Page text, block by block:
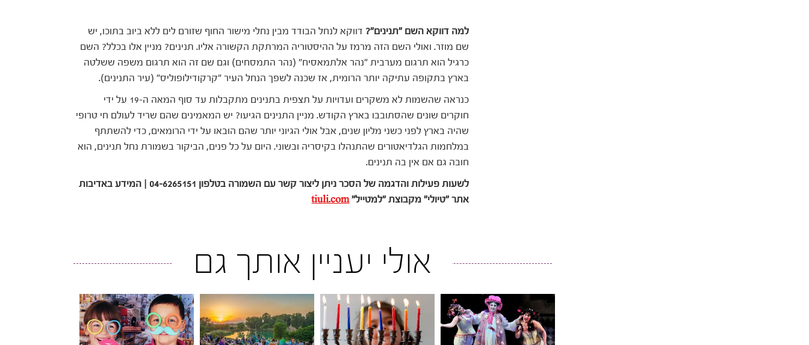
למה דווקא השם "תנינים"? דווקא לנחל הבודד מבין נחלי מישור החוף שזורם לים ללא ביוב בתוכו, יש
שם מוזר. ואולי השם הזה מרמז על ההיסטוריה המרתקת הקשורה אליו. תנינים? מניין אלו בכלל? השם
כרגיל הוא תרגום מערבית "נהר אלתמאסיח" (נהר התמסחים) וגם שם זה הוא תרגום משפה ששלטה
בארץ בתקופה עתיקה יותר הרומית, אז שכנה לשפך הנחל העיר "קרקודילופוליס" (עיר התנינים).
כנראה שהשמות לא משקרים ועדויות על תצפית בתנינים מתקבלות עד סוף המאה ה-19 על ידי
חוקרים שונים שהסתובבו בארץ הקודש. מניין התנינים הגיעו? יש המאמינים שהם שריד לעולם חי טרופי
שהיה בארץ לפני כשני מליון שנים, אבל אולי הגיוני יותר שהם הובאו על ידי הרומאים, כדי להשתתף
במלחמות הגלדיאטורים שהתנהלו בקיסריה ובשוני. היום על כל פנים, הביקור בשמורת נחל תנינים, הוא
חובה גם אם אין בה תנינים.
לשעות פעילות והדגמה של הסכר ניתן ליצור קשר עם השמורה בטלפון 04-6265151 |
המידע באדיבות
אתר "טיולי" מקבוצת "למטייל"tiuli.com
אולי יעניין אותך גם